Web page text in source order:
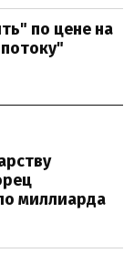
по цене на
миллиарда